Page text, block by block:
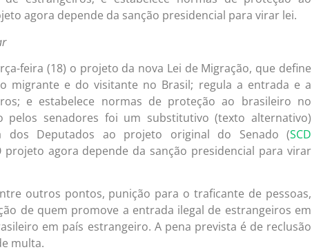
agora depende da sanção presidencial para virar lei.
feira (18) o projeto da nova Lei de Migração, que define
migrante e do visitante no Brasil; regula a entrada e a
e estabelece normas de proteção ao brasileiro no
pelos senadores foi um substitutivo (texto alternativo)
dos Deputados ao projeto original do Senado (SCD
projeto agora depende da sanção presidencial para virar
outros pontos, punição para o traficante de pessoas,
de quem promove a entrada ilegal de estrangeiros em
em país estrangeiro. A pena prevista é de reclusão
multa.